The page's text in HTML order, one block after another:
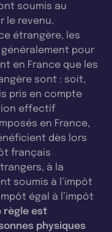
soumis au
le revenu.
étrangère, les
pour
en France que les
sont : soit,
pris en compte
effectif
en France,
dès lors
français
à la
soumis à l’impôt
égal à l’impôt
règle est
physiques